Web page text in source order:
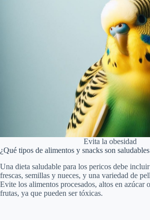
Evita la obesidad
¿Qué tipos de alimentos y snacks son
Una dieta saludable para los pericos debe
frescas, semillas y nueces, y una variedad de
Evite los alimentos procesados, altos en azúcar
frutas, ya que pueden ser tóxicas.